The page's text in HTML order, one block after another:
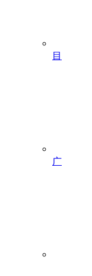
目
广